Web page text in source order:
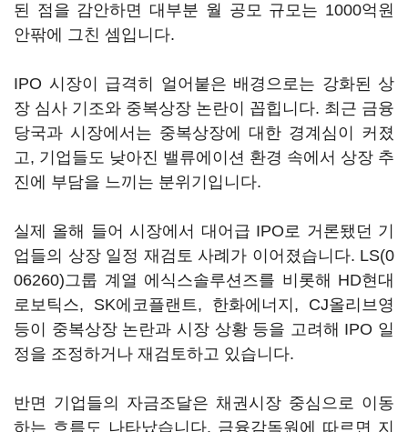
된 점을 감안하면 대부분 월 공모 규모는 1000억원
안팎에 그친 셈입니다.
IPO 시장이 급격히 얼어붙은 배경으로는 강화된 상
장 심사 기조와 중복상장 논란이 꼽힙니다. 최근 금융
당국과 시장에서는 중복상장에 대한 경계심이 커졌
고, 기업들도 낮아진 밸류에이션 환경 속에서 상장 추
진에 부담을 느끼는 분위기입니다.
실제 올해 들어 시장에서 대어급 IPO로 거론됐던 기
업들의 상장 일정 재검토 사례가 이어졌습니다. LS(0
06260)그룹 계열 에식스솔루션즈를 비롯해 HD현대
로보틱스, SK에코플랜트, 한화에너지, CJ올리브영
등이 중복상장 논란과 시장 상황 등을 고려해 IPO 일
정을 조정하거나 재검토하고 있습니다.
반면 기업들의 자금조달은 채권시장 중심으로 이동
하는 흐름도 나타났습니다. 금융감독원에 따르면 지